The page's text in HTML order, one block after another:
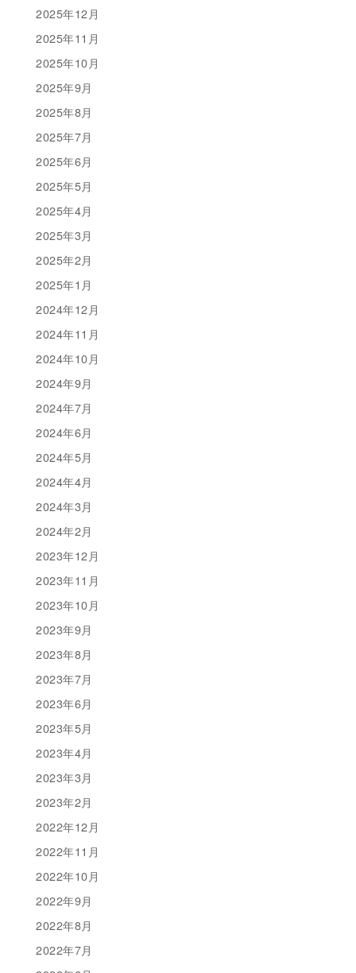
2025年12月
2025年11月
2025年10月
2025年9月
2025年8月
2025年7月
2025年6月
2025年5月
2025年4月
2025年3月
2025年2月
2025年1月
2024年12月
2024年11月
2024年10月
2024年9月
2024年7月
2024年6月
2024年5月
2024年4月
2024年3月
2024年2月
2023年12月
2023年11月
2023年10月
2023年9月
2023年8月
2023年7月
2023年6月
2023年5月
2023年4月
2023年3月
2023年2月
2022年12月
2022年11月
2022年10月
2022年9月
2022年8月
2022年7月